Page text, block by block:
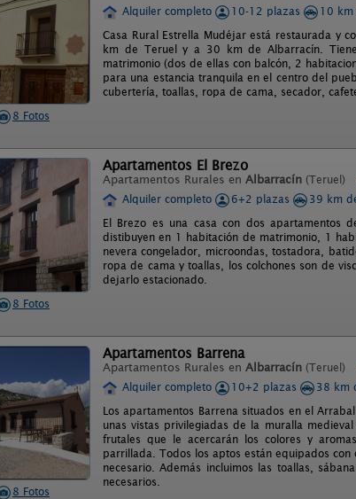
8 Fotos
Alquiler completo
10-12 plazas
10 km
Casa Rural Estrella Mudéjar está restaurada y
km de Teruel y a 30 km de Albarracín.
matrimonio (dos de ellas con balcón, 2
para una estancia tranquila en el centro del
cubertería, toallas, ropa de cama, secador,
8 Fotos
Apartamentos El Brezo
Apartamentos Rurales en Albarracín (Teruel)
Alquiler completo
6+2 plazas
39 km
El Brezo es una casa con dos apartamentos
distibuyen en 1 habitación de matrimonio, 1
nevera congelador, microondas, tostadora,
ropa de cama y toallas, los colchones son de
dejarlo estacionado.
8 Fotos
Apartamentos Barrena
Apartamentos Rurales en Albarracín (Teruel)
Alquiler completo
10+2 plazas
38 km
Los apartamentos Barrena situados en el
unas vistas privilegiadas de la muralla
frutales que le acercarán los colores y
parrillada. Todos los aptos están equipados
necesario. Además incluimos las toallas,
necesarios.